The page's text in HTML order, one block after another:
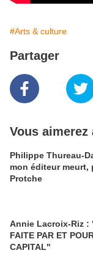
#Arts & culture
Partager
Vous aimerez
Philippe Thureau-
mon éditeur meurt,
Protche
Annie Lacroix-Riz :
FAITE PAR ET
CAPITAL"